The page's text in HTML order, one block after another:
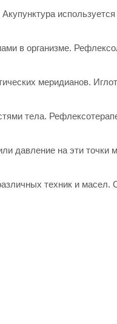
в организме.
меридианов.
тела.
давление на эти точки
техник и масел.